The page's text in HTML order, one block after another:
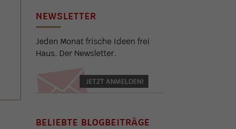
NEWSLETTER
Jeden Monat frische Ideen frei
Haus. Der Newsletter.
BELIEBTE BLOGBEITRÄGE